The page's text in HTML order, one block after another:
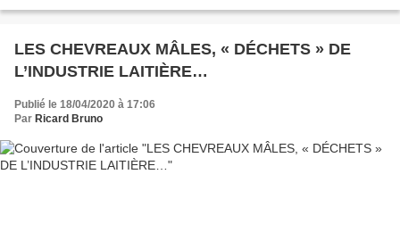
LES CHEVREAUX MÂLES, « DÉCHETS » DE
L’INDUSTRIE LAITIÈRE…
Publié le 18/04/2020 à 17:06
Par Ricard Bruno